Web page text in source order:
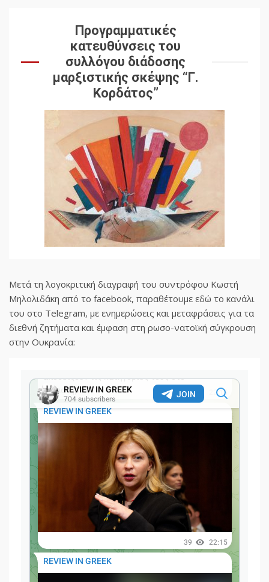
Προγραμματικές
κατευθύνσεις του
συλλόγου διάδοσης
μαρξιστικής σκέψης “Γ.
Κορδάτος”
Μετά τη λογοκριτική διαγραφή του συντρόφου Κωστή
Μηλολιδάκη από το facebook, παραθέτουμε εδώ το κανάλι
του στο Telegram, με ενημερώσεις και μεταφράσεις για τα
διεθνή ζητήματα και έμφαση στη ρωσο-νατοϊκή σύγκρουση
στην Ουκρανία: